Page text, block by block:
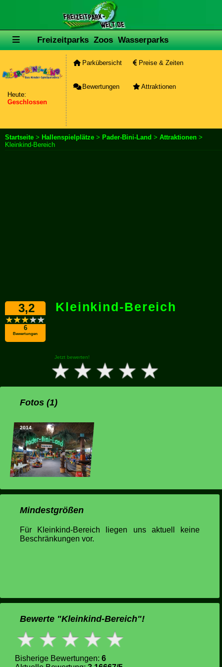
Freizeitparks Zoos Wasserparks
Heute:
Geschlossen
Parkübersicht Preise & Zeiten
Bewertungen Attraktionen
Startseite > Hallenspielplätze > Pader-Bini-Land > Attraktionen >
Kleinkind-Bereich
3,2
6
Bewertungen
Kleinkind-Bereich
Jetzt bewerten!
Fotos (1)
2014
Mindestgrößen
Für Kleinkind-Bereich liegen uns aktuell keine
Beschränkungen vor.
Bewerte "Kleinkind-Bereich"!
Bisherige Bewertungen: 6